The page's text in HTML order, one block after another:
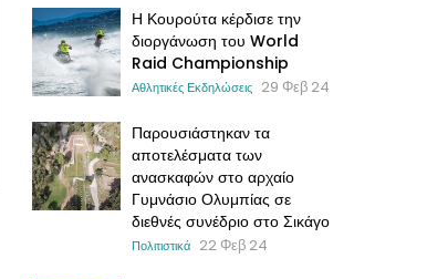
Η Κουρούτα κέρδισε την
διοργάνωση του World
Raid Championship
Αθλητικές Εκδηλώσεις 29 Φεβ 24
Παρουσιάστηκαν τα
αποτελέσματα των
ανασκαφών στο αρχαίο
Γυμνάσιο Ολυμπίας σε
διεθνές συνέδριο στο Σικάγο
Πολιτιστικά 22 Φεβ 24